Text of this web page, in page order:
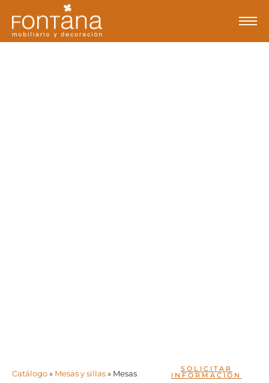
Catálogo» Mesas y sillas» Mesas
SOLICITAR
INFORMACIÓN